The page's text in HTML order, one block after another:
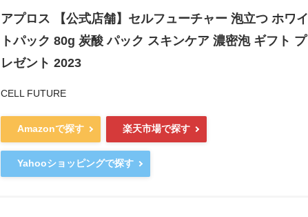
アプロス 【公式店舗】セルフューチャー 泡立つ ホワイ
トパック 80g 炭酸 パック スキンケア 濃密泡 ギフト プ
レゼント 2023
CELL FUTURE
Amazonで探す 楽天市場で探す
Yahooショッピングで探す